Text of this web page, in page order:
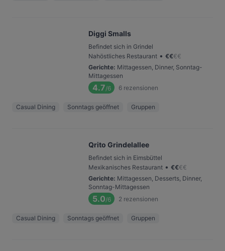
Diggi Smalls
Befindet sich in Grindel
Nahöstliches Restaurant • €€€€
Gerichte: Mittagessen, Dinner, Sonntag-
Mittagessen
4.7/6 6 rezensionen
Casual Dining Sonntags geöffnet Gruppen
Qrito Grindelallee
Befindet sich in Eimsbüttel
Mexikanisches Restaurant • €€€€
Gerichte: Mittagessen, Desserts, Dinner,
Sonntag-Mittagessen
5.0/6 2 rezensionen
Casual Dining Sonntags geöffnet Gruppen